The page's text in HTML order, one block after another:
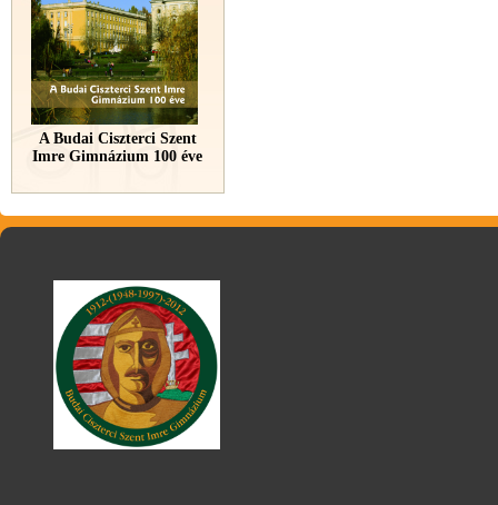
A Budai Ciszterci Szent
Imre Gimnázium 100 éve